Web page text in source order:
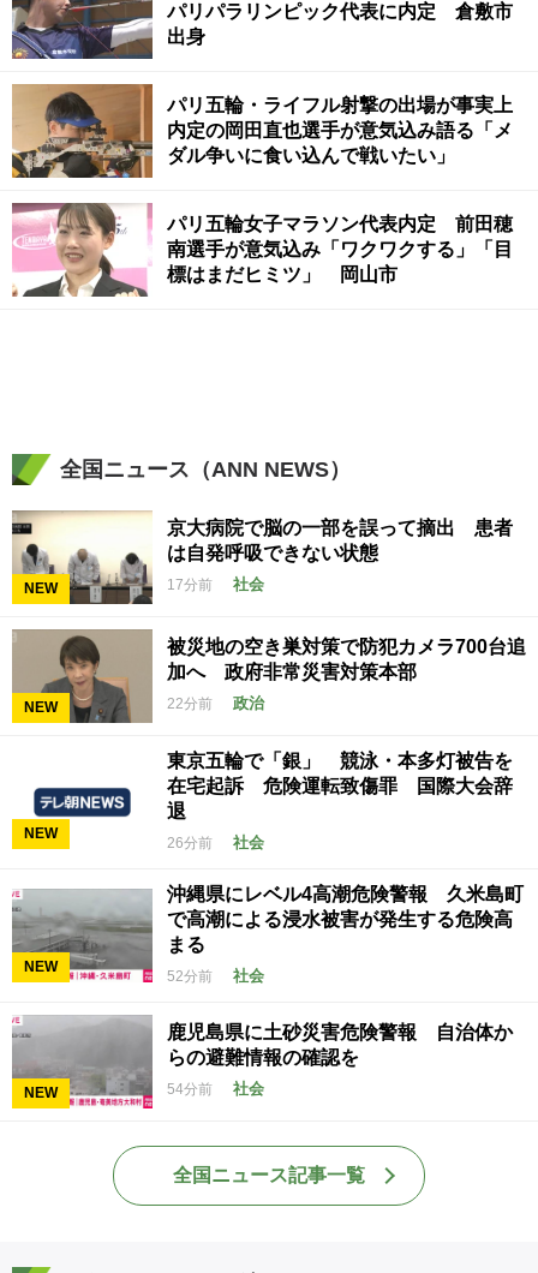
パリパラリンピック代表に内定 倉敷市
出身
パリ五輪・ライフル射撃の出場が事実上
内定の岡田直也選手が意気込み語る「メ
ダル争いに食い込んで戦いたい」
パリ五輪女子マラソン代表内定 前田穂
南選手が意気込み「ワクワクする」「目
標はまだヒミツ」 岡山市
全国ニュース（ANN NEWS）
NEW
京大病院で脳の一部を誤って摘出 患者
は自発呼吸できない状態
17分前 社会
NEW
被災地の空き巣対策で防犯カメラ700台追
加へ 政府非常災害対策本部
22分前 政治
NEW
東京五輪で「銀」 競泳・本多灯被告を
在宅起訴 危険運転致傷罪 国際大会辞
退
26分前 社会
NEW
沖縄県にレベル4高潮危険警報 久米島町
で高潮による浸水被害が発生する危険高
まる
52分前 社会
NEW
鹿児島県に土砂災害危険警報 自治体か
らの避難情報の確認を
54分前 社会
全国ニュース記事一覧